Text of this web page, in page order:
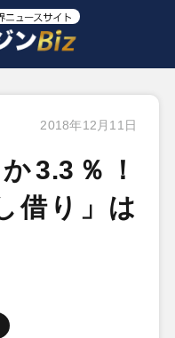
2018年12月11日
3.3％！
借り」は